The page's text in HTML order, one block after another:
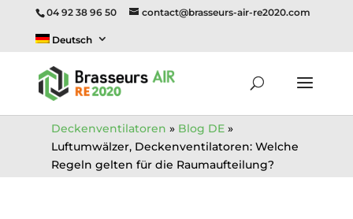
Deckenventilatoren » Blog DE»
Luftumwälzer, Deckenventilatoren: Welche
Regeln gelten für die Raumaufteilung?
04 92 38 96 50 contact@brasseurs-air-re2020.com
Deutsch